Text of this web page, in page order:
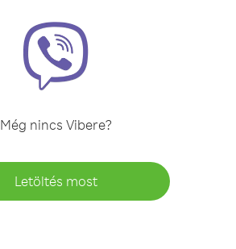
Még nincs Vibere?
Letöltés most